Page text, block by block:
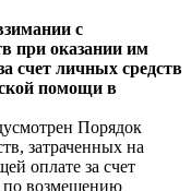
с
при оказании им
счет личных средств
помощи в
Порядок
затраченных на
оплате за счет
по возмещению